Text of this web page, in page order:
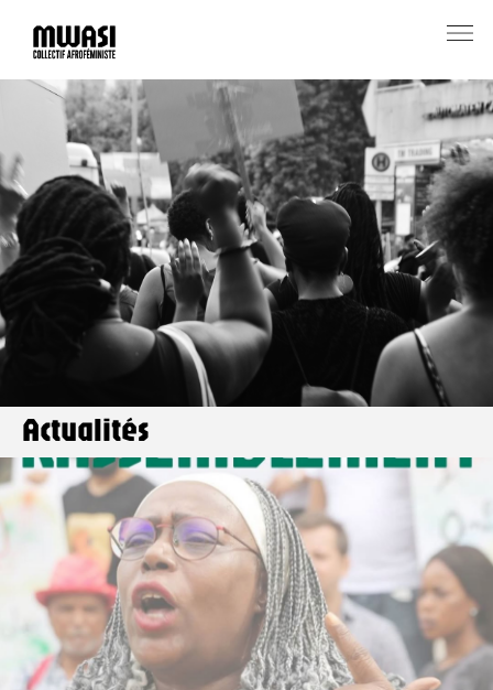
Actualités